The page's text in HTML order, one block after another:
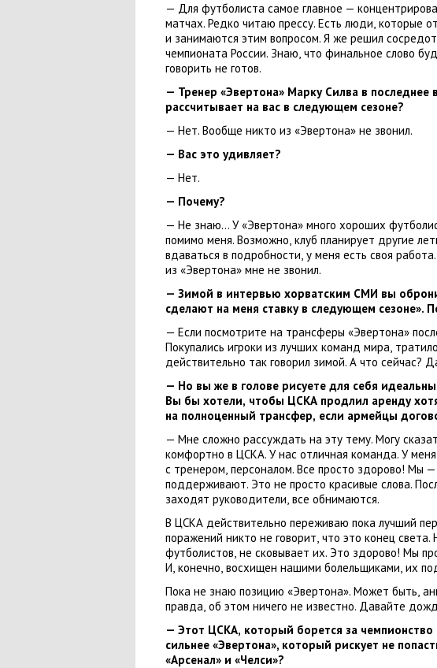
— Для футболиста самое главное —
матчах. Редко читаю прессу. Есть люди, которые
и занимаются этим вопросом. Я же решил
чемпионата России. Знаю, что финальное слово
говорить не готов.
— Тренер «Эвертона» Марку Силва в последнее
рассчитывает на вас в следующем сезоне?
— Нет. Вообще никто из «Эвертона» не звонил.
— Вас это удивляет?
— Нет.
— Почему?
— Не знаю… У «Эвертона» много хороших
помимо меня. Возможно, клуб планирует другие
вдаваться в подробности, у меня есть своя
из «Эвертона» мне не звонил.
— Зимой в интервью хорватским СМИ вы
сделают на меня ставку в следующем сезоне».
— Если посмотрите на трансферы «Эвертона»
Покупались игроки из лучших команд мира,
действительно так говорил зимой. А что сейчас?
— Но вы же в голове рисуете для себя
Вы бы хотели, чтобы ЦСКА продлил аренду
на полноценный трансфер, если армейцы
— Мне сложно рассуждать на эту тему. Могу
комфортно в ЦСКА. У нас отличная команда. У
с тренером, персоналом. Все просто здорово! Мы —
поддерживают. Это не просто красивые слова.
заходят руководители, все обнимаются.
В ЦСКА действительно переживаю пока лучший
поражений никто не говорит, что это конец
футболистов, не сковывает их. Это здорово! Мы
И, конечно, восхищен нашими болельщиками, их
Пока не знаю позицию «Эвертона». Может быть,
правда, об этом ничего не известно. Давайте
— Этот ЦСКА, который борется за
сильнее «Эвертона», который рискует не
«Арсенал» и «Челси»?